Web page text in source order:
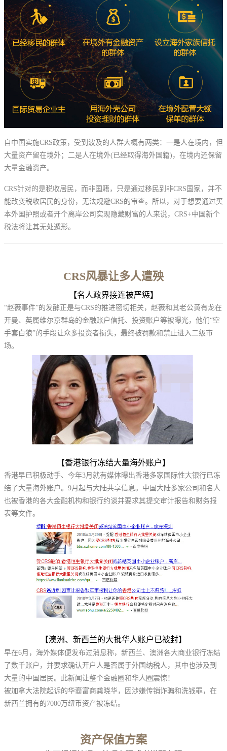
自中国实施CRS政策，受到波及的人群大概有两类：一是人在境内，但
大量资产留在境外；二是人在境外(已经取得海外国籍)，在境内还保留
大量金融资产。
CRS针对的是税收居民，而非国籍，只是通过移民到非CRS国家，并不
能改变税收居民的身份，无法规避CRS的审查。所以，对于想要通过买
本外国护照或者开个离岸公司实现隐藏财富的人来说，CRS+中国新个
税法将让其无处遁形。
CRS风暴让多人遭殃
【名人政界接连被严惩】
“赵薇事件”的发酵正是与CRS的推进密切相关，赵薇和其老公黄有龙在
开曼、英属维尔京群岛的金融账户信托、投资账户等被曝光，他们“空
手套白狼”的手段让众多投资者损失，最终被罚款和禁止进入二级市
场。
【香港银行冻结大量海外账户】
香港早已积极动手、今年3月就有媒体曝出香港多家国际性大银行已冻
结了大量海外账户。9月起与大陆共享信息。中国大陆多家公司和名人
也被香港的各大金融机构和银行约谈并要求其提交审计报告和财务报
表等文件。
【澳洲、新西兰的大批华人账户已被封】
早在6月，海外媒体便发布过消息称，新西兰、澳洲各大商业银行冻结
了数千账户，并要求确认开户人是否属于外国纳税人，其中也涉及到
大量的中国居民。此新闻让整个金融圈和华人圈震惊！
被加拿大法院起诉的华裔富商龚晓华，因涉嫌传销诈骗和洗钱罪，在
新西兰拥有的7000万纽币资产被冻结。
资产保值方案